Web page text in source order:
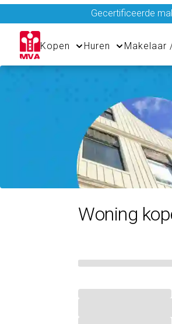
Gecertificeerde
Kopen Huren Makelaar
Woning